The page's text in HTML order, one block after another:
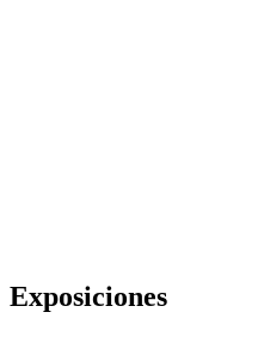
Exposiciones